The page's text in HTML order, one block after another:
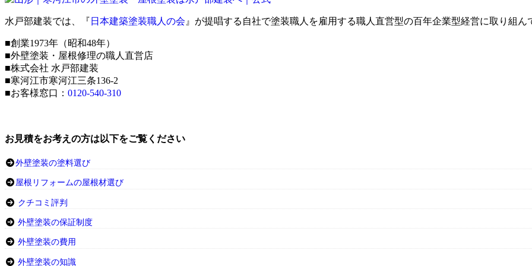
水戸部建装では、『 日本建築塗装職人の会 』が提唱する自社で塗装職人を雇用する職人直営型の百年企業型経営に取り組ん
■創業1973年（昭和48年）
■外壁塗装・屋根修理の職人直営店
■株式会社 水戸部建装
■寒河江市寒河江三条136-2
■お客様窓口： 0120-540-310
お見積をお考えの方は以下をご覧ください
外壁塗装の塗料選び
屋根リフォームの屋根材選び
クチコミ評判
外壁塗装の保証制度
外壁塗装の費用
外壁塗装の知識